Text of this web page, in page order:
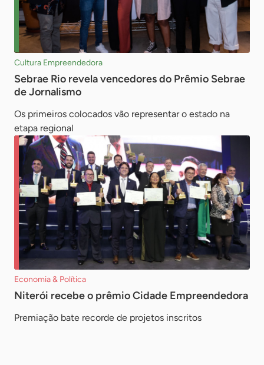
Cultura Empreendedora
Sebrae Rio revela vencedores do Prêmio Sebrae
de Jornalismo
Os primeiros colocados vão representar o estado na
etapa regional
Economia & Política
Niterói recebe o prêmio Cidade Empreendedora
Premiação bate recorde de projetos inscritos